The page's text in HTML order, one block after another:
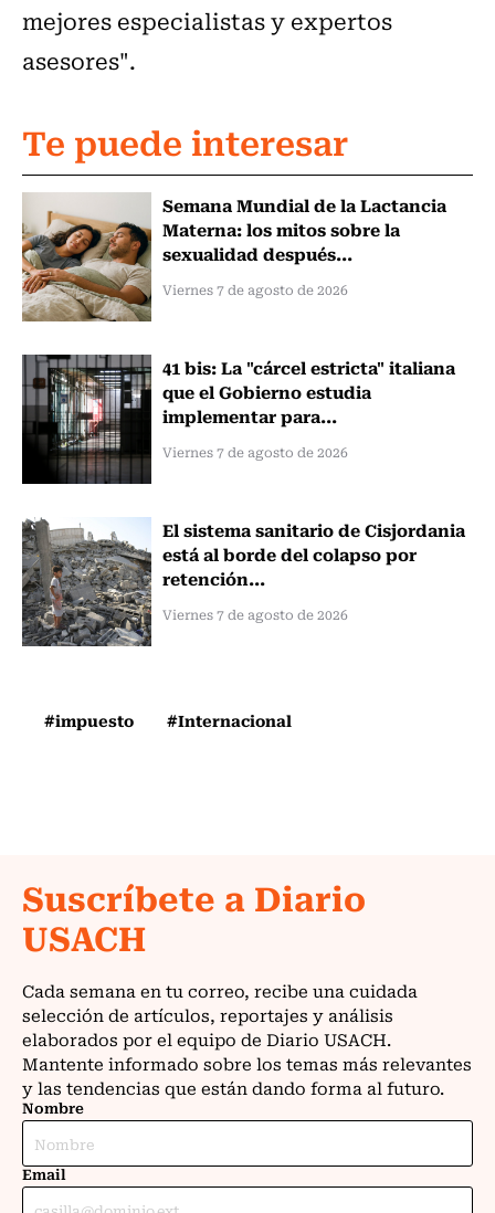
mejores especialistas y expertos
asesores".
Te puede interesar
Semana Mundial de la Lactancia
Materna: los mitos sobre la
sexualidad después...
Viernes 7 de agosto de 2026
41 bis: La "cárcel estricta" italiana
que el Gobierno estudia
implementar para...
Viernes 7 de agosto de 2026
El sistema sanitario de Cisjordania
está al borde del colapso por
retención...
Viernes 7 de agosto de 2026
#impuesto #Internacional